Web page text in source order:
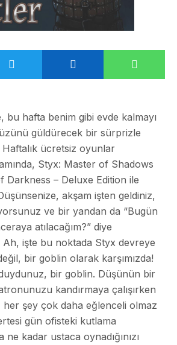
bu hafta benim gibi evde kalmayı
güldürecek bir sürprizle
Haftalık ücretsiz oyunlar
Styx: Master of Shadows
Darkness – Deluxe Edition ile
akşam işten geldiniz,
ve bir yandan da “Bugün
atılacağım?” diye
işte bu noktada Styx devreye
bir goblin olarak karşımızda!
bir goblin. Düşünün bir
kandırmaya çalışırken
her şey çok daha eğlenceli olmaz
gün ofisteki kutlama
ne kadar ustaca oynadığınızı